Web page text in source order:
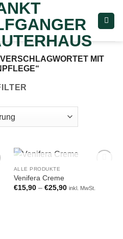
MIT
NICHT VORRÄTIG
ALLE PRODUKTE
Venifera Creme
€15,90– €25,90 inkl. MwSt.